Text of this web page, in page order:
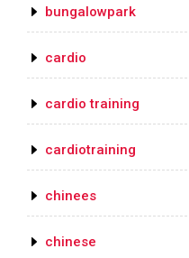
bungalowpark
cardio
cardio training
cardiotraining
chinees
chinese